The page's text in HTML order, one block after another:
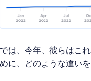
では、今年、彼らはこ
めに、どのような違い